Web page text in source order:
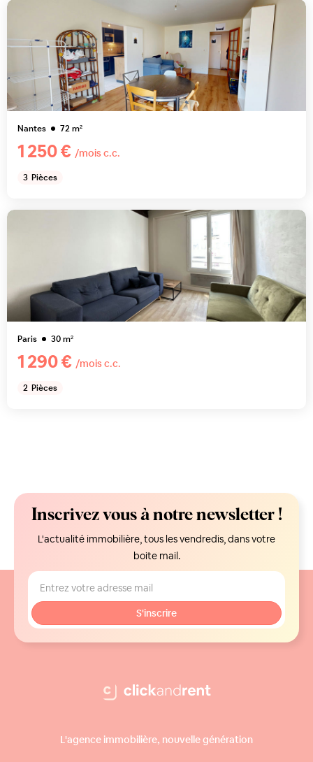
Nantes 72m²
1 250 € /mois c.c.
3 Pièces
Paris 30m²
1 290 € /mois c.c.
2 Pièces
Inscrivez vous à notre newsletter !
L'actualité immobilière, tous les vendredis, dans votre
boite mail.
L'agence immobilière, nouvelle génération